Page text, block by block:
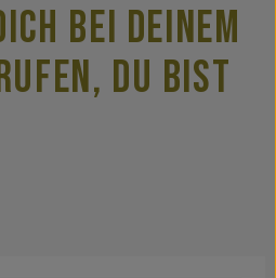
bei deinem
du bist